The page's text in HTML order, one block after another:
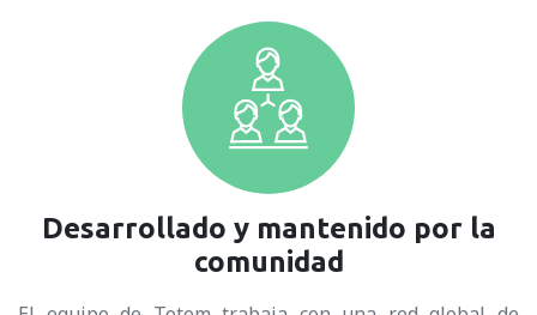
Desarrollado y mantenido por la
comunidad